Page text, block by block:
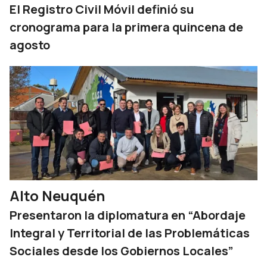
El Registro Civil Móvil definió su
cronograma para la primera quincena de
agosto
Alto Neuquén
Presentaron la diplomatura en “Abordaje
Integral y Territorial de las Problemáticas
Sociales desde los Gobiernos Locales”